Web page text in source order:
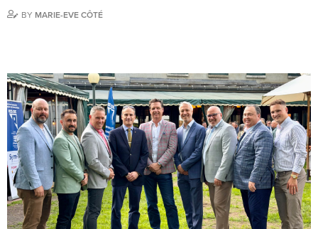
BY MARIE-EVE CÔTÉ